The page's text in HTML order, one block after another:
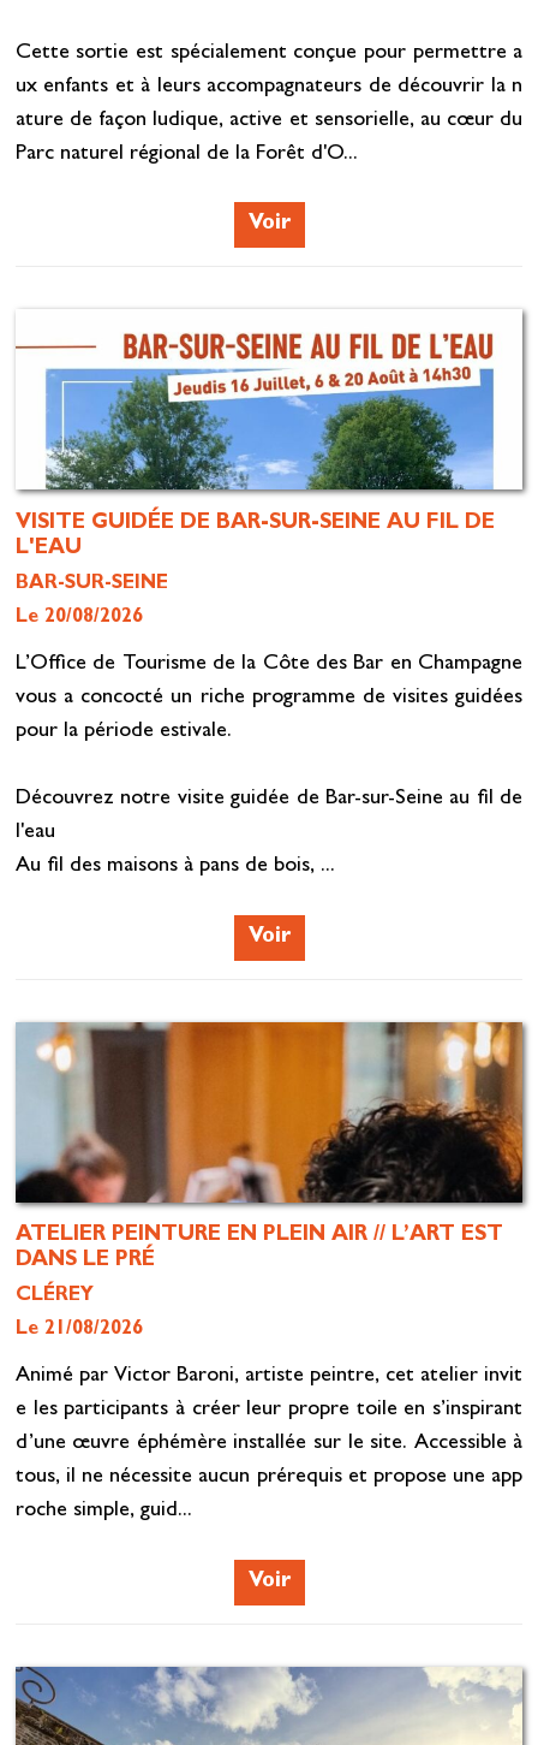
Cette sortie est spécialement conçue pour permettre a
ux enfants et à leurs accompagnateurs de découvrir la n
ature de façon ludique, active et sensorielle, au cœur du
Parc naturel régional de la Forêt d'O...
Voir
VISITE GUIDÉE DE BAR-SUR-SEINE AU FIL DE
L'EAU
BAR-SUR-SEINE
Le 20/08/2026
L’Office de Tourisme de la Côte des Bar en Champagne
vous a concocté un riche programme de visites guidées
pour la période estivale.
Découvrez notre visite guidée de Bar-sur-Seine au fil de
l'eau
Au fil des maisons à pans de bois, ...
Voir
ATELIER PEINTURE EN PLEIN AIR // L’ART EST
DANS LE PRÉ
CLÉREY
Le 21/08/2026
Animé par Victor Baroni, artiste peintre, cet atelier invit
e les participants à créer leur propre toile en s’inspirant
d’une œuvre éphémère installée sur le site. Accessible à
tous, il ne nécessite aucun prérequis et propose une app
roche simple, guid...
Voir